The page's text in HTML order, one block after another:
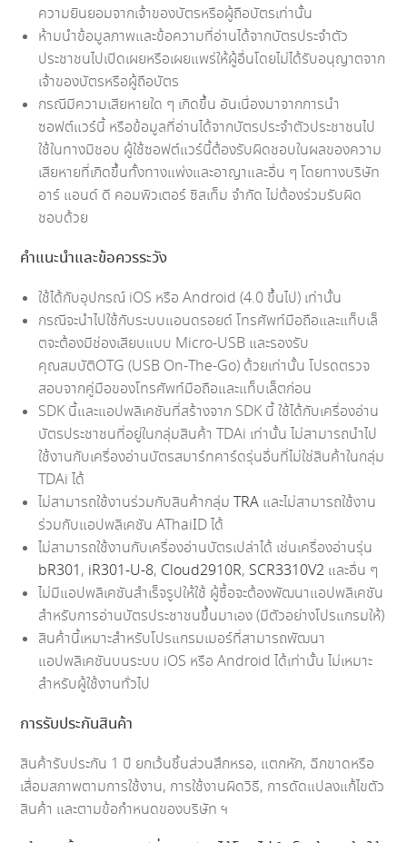
ความยินยอมจากเจ้าของบัตรหรือผู้ถือบัตรเท่านั้น
ห้ามนำข้อมูลภาพและข้อความที่อ่านได้จากบัตรประจำตัว
ประชาชนไปเปิดเผยหรือเผยแพร่ให้ผู้อื่นโดยไม่ได้รับอนุญาตจาก
เจ้าของบัตรหรือผู้ถือบัตร
กรณีมีความเสียหายใด ๆ เกิดขึ้น อันเนื่องมาจากการนำ
ซอฟต์แวร์นี้ หรือข้อมูลที่อ่านได้จากบัตรประจำตัวประชาชนไป
ใช้ในทางมิชอบ ผู้ใช้ซอฟต์แวร์นี้ต้องรับผิดชอบในผลของความ
เสียหายที่เกิดขึ้นทั้งทางแพ่งและอาญาและอื่น ๆ โดยทางบริษัท
อาร์ แอนด์ ดี คอมพิวเตอร์ ซิสเท็ม จำกัด ไม่ต้องร่วมรับผิด
ชอบด้วย
คำแนะนำและข้อควรระวัง
ใช้ได้กับอุปกรณ์ iOS หรือ Android (4.0 ขึ้นไป) เท่านั้น
กรณีจะนำไปใช้กับระบบแอนดรอยด์ โทรศัพท์มือถือและแท็บเล็
ตจะต้องมีช่องเสียบแบบ Micro-USB และรองรับ
คุณสมบัติOTG (USB On-The-Go) ด้วยเท่านั้น โปรดตรวจ
สอบจากคู่มือของโทรศัพท์มือถือและแท็บเล็ตก่อน
SDK นี้และแอปพลิเคชันที่สร้างจาก SDK นี้ ใช้ได้กับเครื่องอ่าน
บัตรประชาชนที่อยู่ในกลุ่มสินค้า TDAi เท่านั้น ไม่สามารถนำไป
ใช้งานกับเครื่องอ่านบัตรสมาร์ทคาร์ดรุ่นอื่นที่ไม่ใช่สินค้าในกลุ่ม
TDAi ได้
ไม่สามารถใช้งานร่วมกับสินค้ากลุ่มTRA และไม่สามารถใช้งาน
ร่วมกับแอปพลิเคชัน AThaiID ได้
ไม่สามารถใช้งานกับเครื่องอ่านบัตรเปล่าได้ เช่นเครื่องอ่านรุ่น
bR301, iR301-U-8, Cloud2910R, SCR3310V2 และอื่น ๆ
ไม่มีแอปพลิเคชันสำเร็จรูปให้ใช้ ผู้ซื้อจะต้องพัฒนาแอปพลิเคชัน
สำหรับการอ่านบัตรประชาชนขึ้นมาเอง (มีตัวอย่างโปรแกรมให้)
สินค้านี้เหมาะสำหรับโปรแกรมเมอร์ที่สามารถพัฒนา
แอปพลิเคชันบนระบบ iOS หรือ Android ได้เท่านั้น ไม่เหมาะ
สำหรับผู้ใช้งานทั่วไป
การรับประกันสินค้า
สินค้ารับประกัน 1 ปี ยกเว้นชิ้นส่วนสึกหรอ, แตกหัก, ฉีกขาดหรือ
เสื่อมสภาพตามการใช้งาน, การใช้งานผิดวิธี, การดัดแปลงแก้ไขตัว
สินค้า และตามข้อกำหนดของบริษัท ฯ